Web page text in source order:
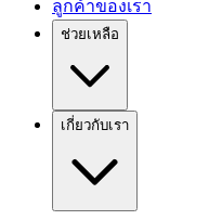
ลูกค้าของเรา
ช่วยเหลือ
เกี่ยวกับเรา